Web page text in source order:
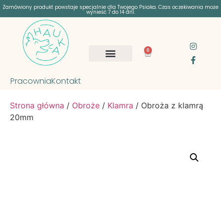
Zamówiony produkt powstaje specjalnie dla Twojego Psiaka. Czas oczekiwania może
wynieść 7 do 14 dni.
PracowniaKontakt
0
Strona główna / Obroże / Klamra / Obroża z klamrą
20mm